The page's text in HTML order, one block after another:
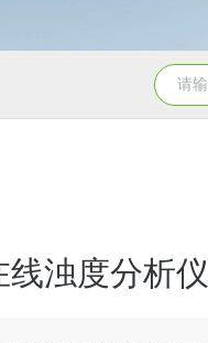
线浊度分析仪